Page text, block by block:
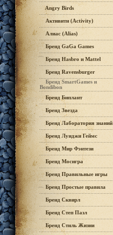
Angry Birds
Активити (Activity)
Алиас (Alias)
Бренд GaGa Games
Бренд Hasbro и Mattel
Бренд Ravensburger
Бренд SmartGames и
Bondibon
Бренд Биплант
Бренд Звезда
Бренд Лаборатория знаний
Бренд Луиджи Геймс
Бренд Мир Фэнтези
Бренд Мосигра
Бренд Правильные игры
Бренд Простые правила
Бренд Сквирл
Бренд Степ Пазл
Бренд Стиль Жизни